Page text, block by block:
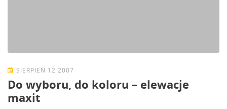
SIERPIEŃ 12 2007
Do wyboru, do koloru – elewacje
maxit